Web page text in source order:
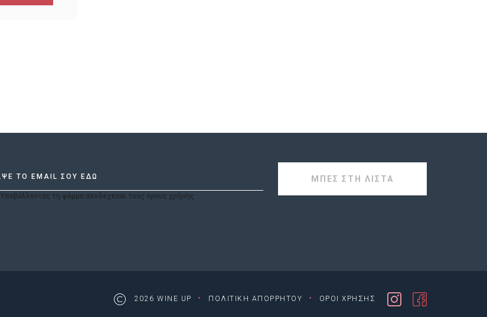
Υποβάλλοντας τη φόρμα αποδέχεσαι τους όρους χρήσης
2026 WINE UP · ΠΟΛΙΤΙΚΗ ΑΠΟΡΡΗΤΟΥ · ΟΡΟΙ ΧΡΗΣΗΣ